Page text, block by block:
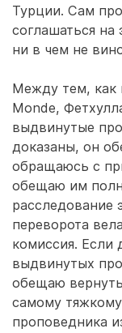
Турции. Сам
соглашаться на
ни в чем не
Между тем, как
Monde,
выдвинутые
доказаны, он
обращаюсь с
обещаю им
расследование
переворота
комиссия. Если
выдвинутых
обещаю
самому
проповедника